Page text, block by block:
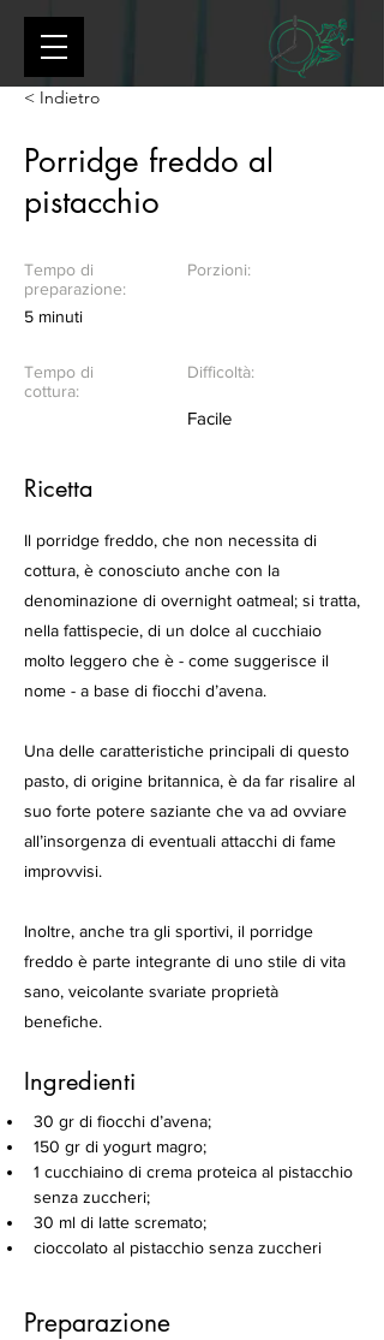
< Indietro
Porridge freddo al
pistacchio
Tempo di
preparazione:
5 minuti
Tempo di
cottura:
Porzioni:
Difficoltà:
Facile
Ricetta
Il porridge freddo, che non necessita di
cottura, è conosciuto anche con la
denominazione di overnight oatmeal; si tratta,
nella fattispecie, di un dolce al cucchiaio
molto leggero che è - come suggerisce il
nome - a base di fiocchi d’avena.
Una delle caratteristiche principali di questo
pasto, di origine britannica, è da far risalire al
suo forte potere saziante che va ad ovviare
all’insorgenza di eventuali attacchi di fame
improvvisi.
Inoltre, anche tra gli sportivi, il porridge
freddo è parte integrante di uno stile di vita
sano, veicolante svariate proprietà
benefiche.
Ingredienti
30 gr di fiocchi d’avena;
150 gr di yogurt magro;
1 cucchiaino di crema proteica al pistacchio
senza zuccheri;
30 ml di latte scremato;
cioccolato al pistacchio senza zuccheri
Preparazione